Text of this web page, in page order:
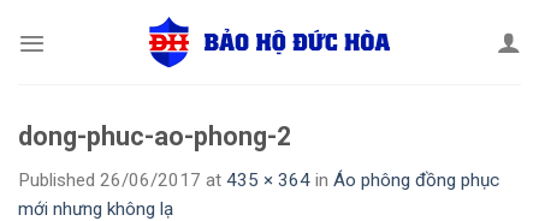
dong-phuc-ao-phong-2
Published 26/06/2017 at 435 × 364 in Áo phông đồng phục
mới nhưng không lạ